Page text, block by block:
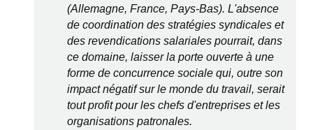
(Allemagne, France, Pays-Bas). L'absence
de coordination des stratégies syndicales et
des revendications salariales pourrait, dans
ce domaine, laisser la porte ouverte à une
forme de concurrence sociale qui, outre son
impact négatif sur le monde du travail, serait
tout profit pour les chefs d'entreprises et les
organisations patronales.